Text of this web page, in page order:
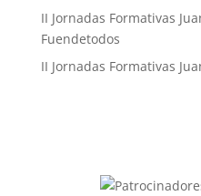
II Jornadas Formativas
Fuendetodos
II Jornadas Formativas